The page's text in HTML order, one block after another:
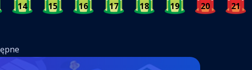
14 15 16 17 18 19 20 21